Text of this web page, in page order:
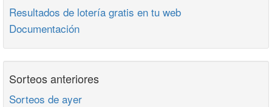
Resultados de lotería gratis en tu web
Documentación
Sorteos anteriores
Sorteos de ayer